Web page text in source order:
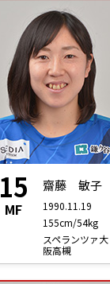
15
MF
齋藤 敏子
1990.11.19
155cm/54kg
スペランツァ大
阪高槻